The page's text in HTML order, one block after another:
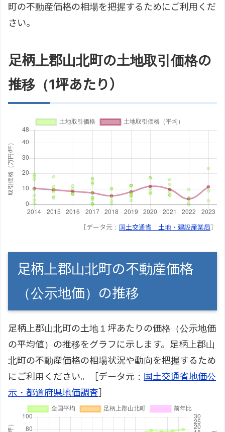
町の不動産価格の相場を把握するためにご利用くだ
さい。
足柄上郡山北町の土地取引価格の
推移（1坪あたり）
［データ元： 国土交通省 土地・建設産業局］
足柄上郡山北町の不動産価格
（公示地価）の推移
足柄上郡山北町の土地１坪あたりの価格（公示地価
の平均値）の推移をグラフに示します。足柄上郡山
北町の不動産価格の相場状況や動向を把握するため
にご利用ください。［データ元： 国土交通省地価公
示・都道府県地価調査